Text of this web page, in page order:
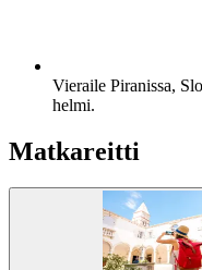
Vieraile Piranissa,
helmi.
Matkareitti